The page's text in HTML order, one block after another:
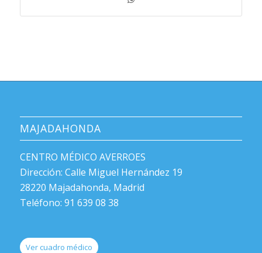
MAJADAHONDA
CENTRO MÉDICO AVERROES
Dirección: Calle Miguel Hernández 19
28220 Majadahonda, Madrid
Teléfono: 91 639 08 38
Ver cuadro médico